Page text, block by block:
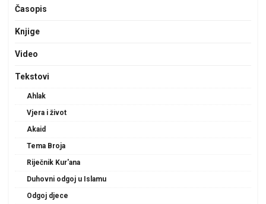
Časopis
Knjige
Video
Tekstovi
Ahlak
Vjera i život
Akaid
Tema Broja
Riječnik Kur'ana
Duhovni odgoj u Islamu
Odgoj djece